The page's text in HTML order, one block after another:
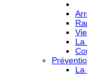
La
La